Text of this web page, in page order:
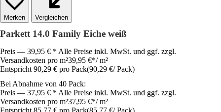
Vergleichen
Parkett 14.0 Family Eiche weiß
Preis — 39,95 € * Alle Preise inkl. MwSt. und ggf. zzgl.
Versandkosten pro m²39,95 €*/ m²
Entspricht 90,29 € pro Pack(90,29 €/ Pack)
Bei Abnahme von 40 Pack:
Preis — 37,95 € * Alle Preise inkl. MwSt. und ggf. zzgl.
Versandkosten pro m²37,95 €*/ m²
Entspricht 85,77 € pro Pack(85,77 €/ Pack)